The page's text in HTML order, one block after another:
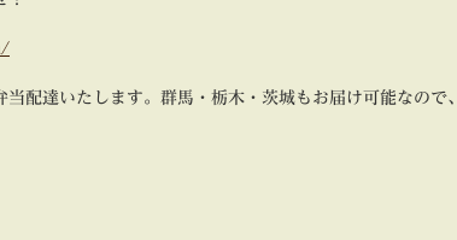
配達いたします。群馬・栃木・茨城もお届け可能なので、